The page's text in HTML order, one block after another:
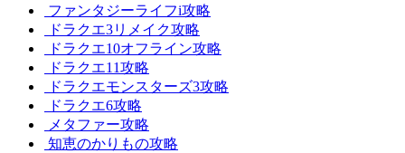
ファンタジーライフi攻略
ドラクエ3リメイク攻略
ドラクエ10オフライン攻略
ドラクエ11攻略
ドラクエモンスターズ3攻略
ドラクエ6攻略
メタファー攻略
知恵のかりもの攻略